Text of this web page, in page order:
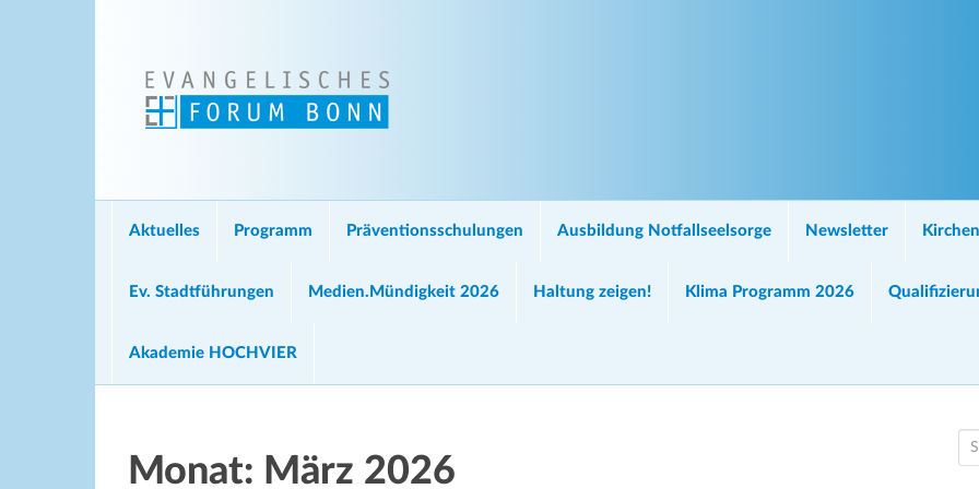
Aktuelles Programm Präventionsschulungen Ausbildung Notfallseelsorge Newsletter
Ev. Stadtführungen Medien.Mündigkeit 2026 Haltung zeigen! Klima Programm 2026
Akademie HOCHVIER
Monat: März 2026
e